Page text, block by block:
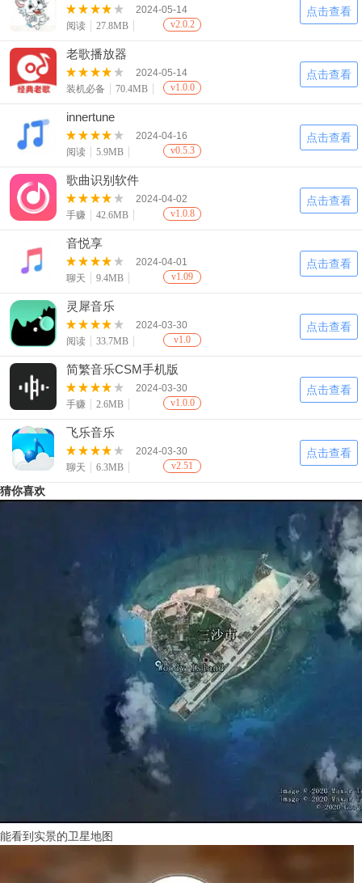
2024-05-14
阅读
27.8MB v2.0.2
点击查看
老歌播放器
2024-05-14
装机必备
70.4MB v1.0.0
点击查看
innertune
2024-04-16
阅读
5.9MB v0.5.3
点击查看
歌曲识别软件
2024-04-02
手赚
42.6MB v1.0.8
点击查看
音悦享
2024-04-01
聊天
9.4MB v1.09
点击查看
灵犀音乐
2024-03-30
阅读
33.7MB v1.0
点击查看
简繁音乐CSM手机版
2024-03-30
手赚
2.6MB v1.0.0
点击查看
飞乐音乐
2024-03-30
聊天
6.3MB v2.51
点击查看
猜你喜欢
能看到实景的卫星地图